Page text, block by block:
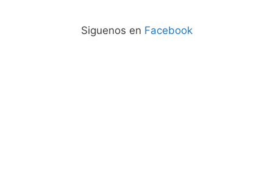
Siguenos en Facebook